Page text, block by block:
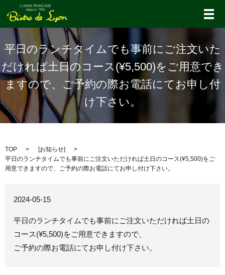
メ
平日のランチタイムでも事前にご注文いた
だければ土日のコース(¥5,500)をご用意でき
ますので、ご予約の際お電話にてお申し付
け下さい。
TOP [お知らせ]
平日のランチタイムでも事前にご注文いただければ土日のコース(¥5,500)をご
用意できますので、ご予約の際お電話にてお申し付け下さい。
2024-05-15
平日のランチタイムでも事前にご注文いただければ土日の
コース(¥5,500)をご用意できますので、
ご予約の際お電話にてお申し付け下さい。